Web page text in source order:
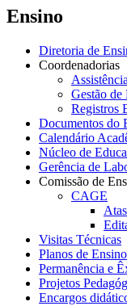
Ensino
Diretoria de
Coordenadorias
Gestão de
Registros
Documentos do
Calendário
Núcleo de
Gerência de
Comissão de
CAGE
Atas
Visitas Técnicas
Planos de Ensino
Permanência e
Projetos
Encargos